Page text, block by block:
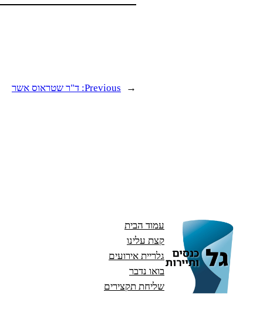
←
Previous: ד"ר שטראוס אשר
עמוד הבית
קצת עלינו
גלריית אירועים
בואו נדבר
שליחת תקצירים